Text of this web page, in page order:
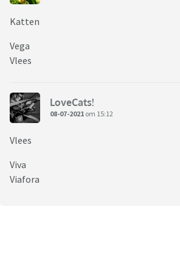
Katten
Vega
Vlees
LoveCats!
08-07-2021 om 15:12
Vlees
Viva
Viafora